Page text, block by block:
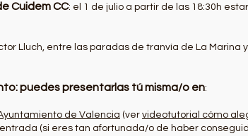
Cuidem CC: el 1 de julio a partir de las 18:30h
Lluch, entre las paradas de tranvía de La Marina
puedes presentarlas tú misma/o en:
de Valencia (ver videotutorial cómo
(si eres tan afortunada/o de haber